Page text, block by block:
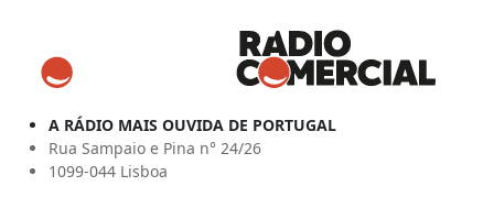
A RÁDIO MAIS OUVIDA DE PORTUGAL
Rua Sampaio e Pina n° 24/26
1099-044 Lisboa